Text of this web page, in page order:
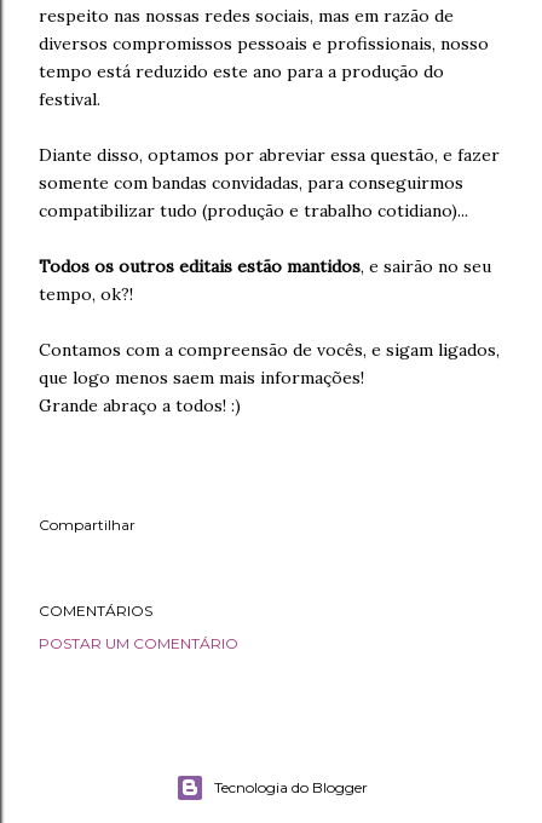
respeito nas nossas redes sociais, mas em razão de
diversos compromissos pessoais e profissionais, nosso
tempo está reduzido este ano para a produção do
festival.
Diante disso, optamos por abreviar essa questão, e fazer
somente com bandas convidadas, para conseguirmos
compatibilizar tudo (produção e trabalho cotidiano)...
Todos os outros editais estão mantidos, e sairão no seu
tempo, ok?!
Contamos com a compreensão de vocês, e sigam ligados,
que logo menos saem mais informações!
Grande abraço a todos! :)
Compartilhar
COMENTÁRIOS
POSTAR UM COMENTÁRIO
Tecnologia do Blogger